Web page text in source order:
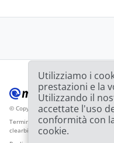
© Copyright 2012-2026 Mailbird™
Termini di servizio Informativa sulla
clearbit.com
Utilizziamo i
prestazioni e la
Utilizzando il
accettate l'uso
conformità con
cookie.
🎉OFFERTA: Sconto